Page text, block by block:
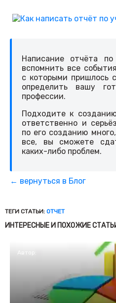
Написание отчёта по
вспомнить все
с которыми пришлось
определить вашу
профессии.
Подходите к
ответственно и
по его созданию
все, вы сможете
каких-либо проблем.
← вернуться в Блог
ТЕГИ СТАТЬИ: ОТЧЕТ
ИНТЕРЕСНЫЕ И ПОХОЖИЕ
Автор: